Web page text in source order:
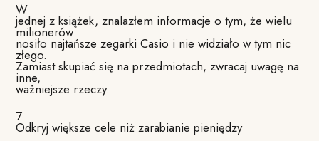
W
jednej z książek, znalazłem informacje o tym, że wielu
milionerów
nosiło najtańsze zegarki Casio i nie widziało w tym nic
złego.
Zamiast skupiać się na przedmiotach, zwracaj uwagę na
inne,
ważniejsze rzeczy.
7
Odkryj większe cele niż zarabianie pieniędzy